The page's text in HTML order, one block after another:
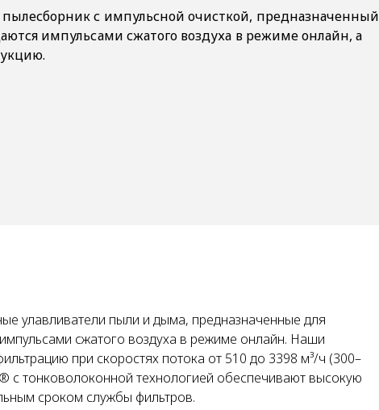
с импульсной очисткой, предназначенный
импульсами сжатого воздуха в режиме онлайн, а
улавливатели пыли и дыма, предназначенные для
сжатого воздуха в режиме онлайн. Наши
при скоростях потока от 510 до 3398 м³/ч (300–
с тонковолоконной технологией обеспечивают высокую
сроком службы фильтров.